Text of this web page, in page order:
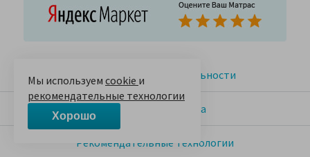
Политика конфиденциальности
Полная версия сайта
Рекомендательные технологии
Мы используем cookie и
рекомендательные технологии
Хорошо